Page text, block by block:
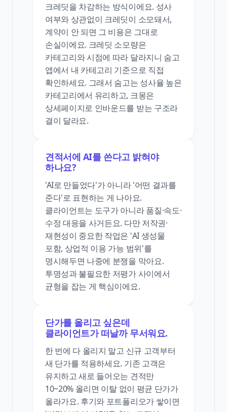
크레딧을 차감하는 방식이에요. 성사
여부와 상관없이 크레딧이 소모돼서,
계약이 안 되면 그 비용은 그대로
손실이에요. 크레딧 소모량은
카테고리와 시점에 따라 달라지니 숨고
앱에서 내 카테고리 기준으로 직접
확인하세요. 그래서 숨고는 성사율 높은
카테고리에서 유리하고, 크몽은
상세페이지로 인바운드를 받는 구조라
결이 달라요.
견적서에 AI를 쓴다고 밝혀야
하나요?
'AI로 만들었다'가 아니라 '어떤 결과를
준다'로 표현하는 게 나아요.
클라이언트는 도구가 아니라 품질·속도·
수정 대응을 사거든요. 다만 저작권·
재현성이 중요한 작업은 'AI 생성물
포함, 상업적 이용 가능 범위'를
명시해두면 나중에 분쟁을 막아요.
투명성과 불필요한 저평가 사이에서
균형을 잡는 게 핵심이에요.
단가를 올리고 싶은데
클라이언트가 떠날까 무서워요.
한 번에 다 올리지 말고 신규 고객부터
새 단가를 적용하세요. 기존 고객은
유지하고 새로 들어오는 견적만
10~20% 올리면 이탈 없이 평균 단가가
올라가요. 후기와 포트폴리오가 쌓이면